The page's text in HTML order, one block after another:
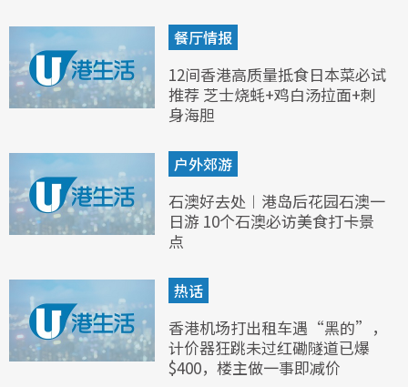
餐厅情报
12间香港高质量抵食日本菜必试
推荐 芝士烧蚝+鸡白汤拉面+刺
身海胆
户外郊游
石澳好去处︱港岛后花园石澳一
日游 10个石澳必访美食打卡景
点
热话
香港机场打出租车遇“黑的”，
计价器狂跳未过红磡隧道已爆
$400，楼主做一事即减价